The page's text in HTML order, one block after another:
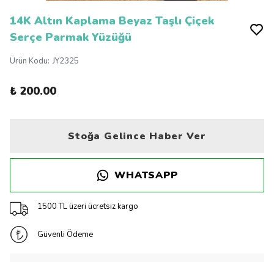
14K Altın Kaplama Beyaz Taşlı Çiçek
Serçe Parmak Yüzüğü
Ürün Kodu: JY2325
₺ 200.00
Stoğa Gelince Haber Ver
WHATSAPP
1500 TL üzeri ücretsiz kargo
Güvenli Ödeme